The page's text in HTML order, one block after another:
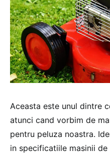
Aceasta este unul dintre
atunci cand vorbim de
pentru peluza noastra.
in specificatiile masinii